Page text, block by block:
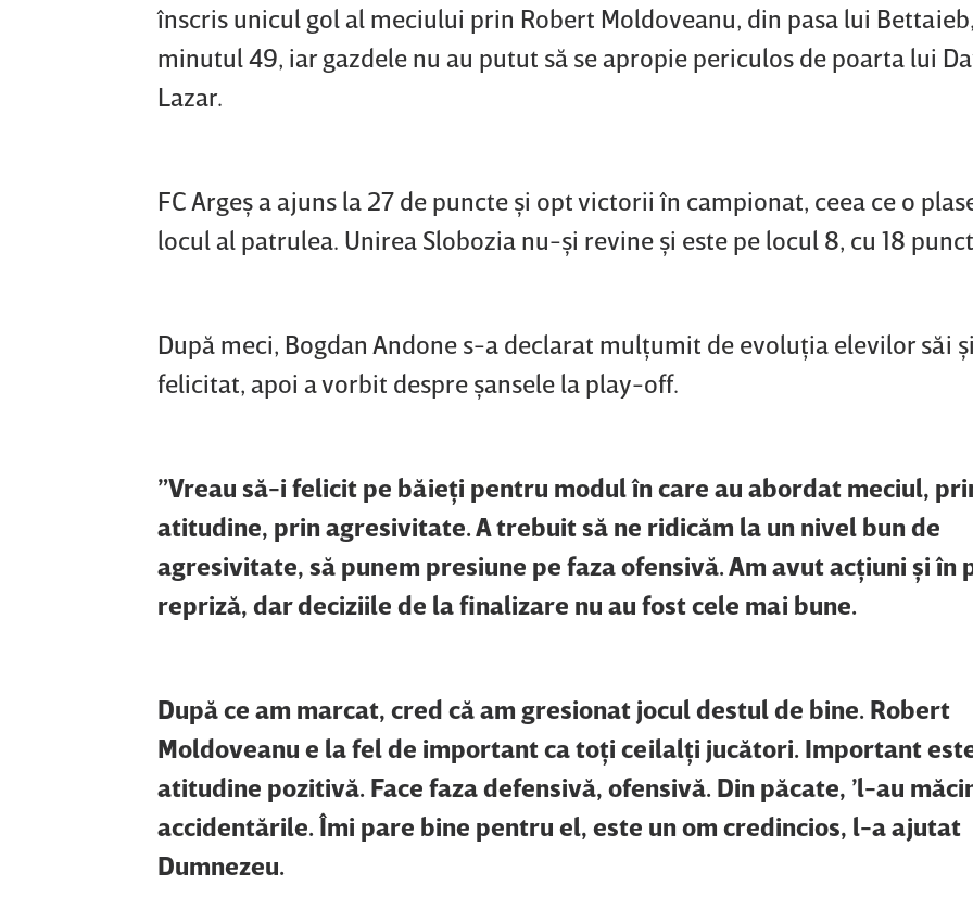
înscris unicul gol al meciului prin Robert Moldoveanu, din pasa lui
minutul 49, iar gazdele nu au putut să se apropie periculos de poarta lui
Lazar.
FC Argeş a ajuns la 27 de puncte şi opt victorii în campionat, ceea ce o
locul al patrulea. Unirea Slobozia nu-şi revine şi este pe locul 8, cu 18
După meci, Bogdan Andone s-a declarat mulţumit de evoluţia elevilor săi
felicitat, apoi a vorbit despre şansele la play-off.
”Vreau să-i felicit pe băieţi pentru modul în care au abordat meciul,
atitudine, prin agresivitate. A trebuit să ne ridicăm la un nivel bun de
agresivitate, să punem presiune pe faza ofensivă. Am avut acţiuni şi în
repriză, dar deciziile de la finalizare nu au fost cele mai bune.
După ce am marcat, cred că am gresionat jocul destul de bine. Robert
Moldoveanu e la fel de important ca toţi ceilalţi jucători. Important
atitudine pozitivă. Face faza defensivă, ofensivă. Din păcate, ’l-au
accidentările. Îmi pare bine pentru el, este un om credincios, l-a ajutat
Dumnezeu.